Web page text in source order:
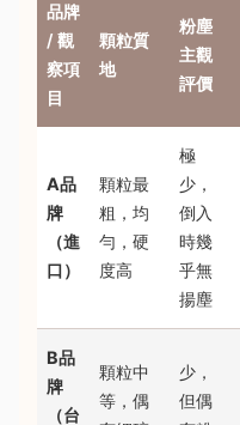
品牌
/ 觀
察項
目
顆粒質
地
粉塵
主觀
評價
A品
牌
（進
口）
顆粒最
粗，均
勻，硬
度高
極
少，
倒入
時幾
乎無
揚塵
B品
牌
（台
顆粒中
等，偶
少，
但偶